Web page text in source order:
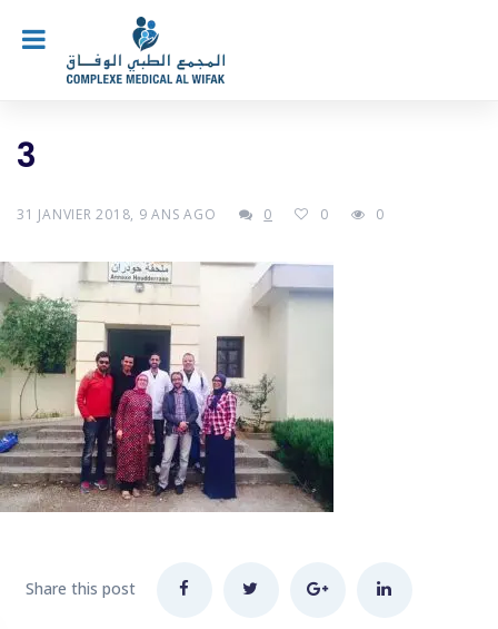
3
31 JANVIER 2018, 9 ANS AGO 0 0 0
Share this post